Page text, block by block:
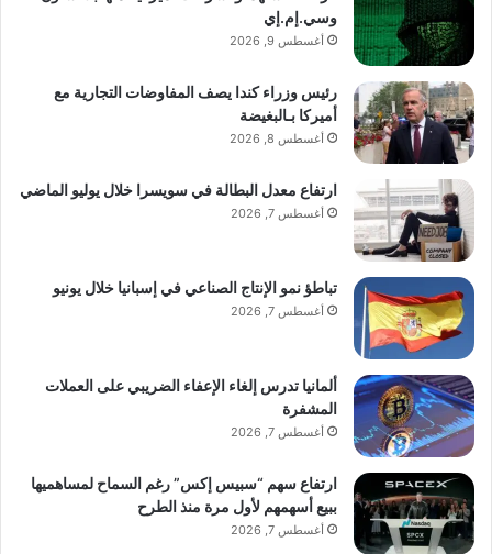
وسي.إم.إي
أغسطس 9, 2026
رئيس وزراء كندا يصف المفاوضات التجارية مع
أميركا بـالبغيضة
أغسطس 8, 2026
ارتفاع معدل البطالة في سويسرا خلال يوليو الماضي
أغسطس 7, 2026
تباطؤ نمو الإنتاج الصناعي في إسبانيا خلال يونيو
أغسطس 7, 2026
ألمانيا تدرس إلغاء الإعفاء الضريبي على العملات
المشفرة
أغسطس 7, 2026
ارتفاع سهم “سبيس إكس” رغم السماح لمساهميها
ببيع أسهمهم لأول مرة منذ الطرح
أغسطس 7, 2026